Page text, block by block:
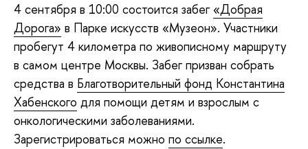
4 сентября в 10:00 состоится забег «Добрая
Дорога» в Парке искусств «Музеон». Участники
пробегут 4 километра по живописному маршруту
в самом центре Москвы. Забег призван собрать
средства в Благотворительный фонд Константина
Хабенского для помощи детям и взрослым с
онкологическими заболеваниями.
Зарегистрироваться можно по ссылке.